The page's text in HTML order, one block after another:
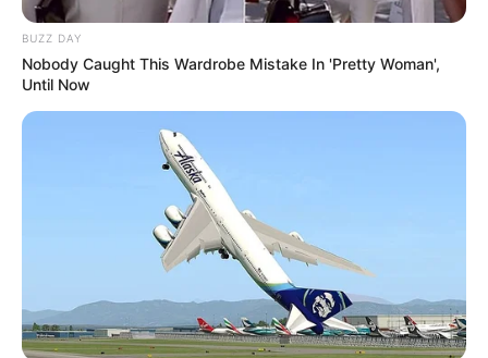
LIHAT ARTIKEL LAINNYA
BUZZ DAY
Nobody Caught This Wardrobe Mistake In 'Pretty Woman',
Until Now